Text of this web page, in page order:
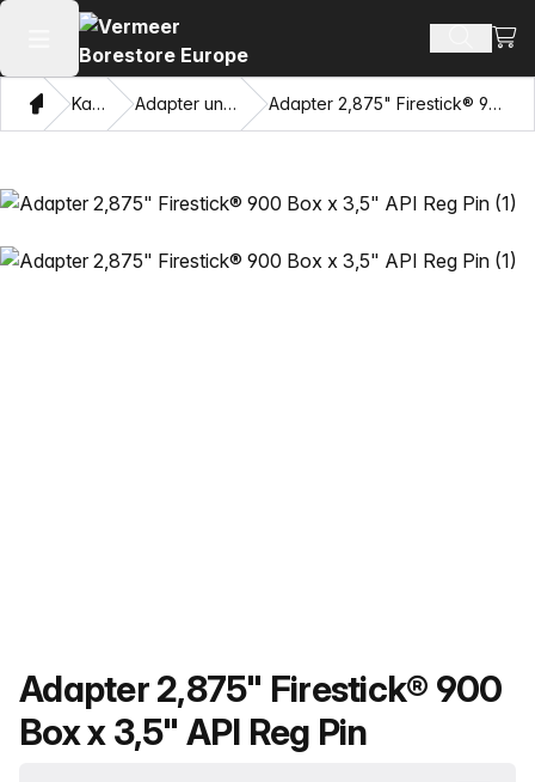
Hauptmenü öffnen
HeimKatalog Adapter und Ziehaugen Adapter 2,875" Firestick® 900 Box x 3,5" API Reg Pin
Produktname
Adapter 2,875" Firestick® 900
Box x 3,5" API Reg Pin